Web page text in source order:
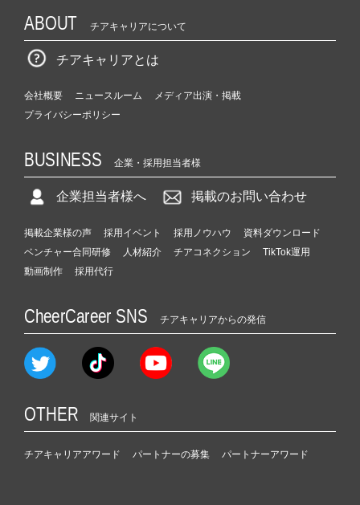
ABOUT チアキャリアについて
チアキャリアとは
会社概要 ニュースルーム
メディア出演・掲載
プライバシーポリシー
BUSINESS 企業・採用担当者様
企業担当者様へ 掲載のお問い合わせ
掲載企業様の声 採用イベント 採用ノウハウ
資料ダウンロード
ベンチャー合同研修
人材紹介 チアコネクション
TikTok運用
動画制作
採用代行
CheerCareer SNS チアキャリアからの発信
OTHER 関連サイト
チアキャリアアワード パートナーの募集 パートナーアワード